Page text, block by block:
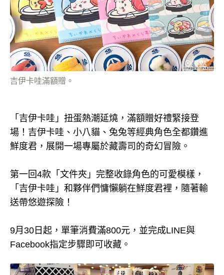
吉伊卡哇滿額贈。
「吉伊卡哇」扭蛋熱潮延燒，滿額贈好禮緊接登
場！吉伊卡哇、小八貓、兔兔等經典角色全都鑽進
鮮度君，展開一場專屬於藏壽司的奇幻冒險。
第一回4款「文件夾」完整收錄角色的可愛模樣，
「吉伊卡哇」和夥伴們慵懶躺在鮮度君裡，隨著輸
送帶悠遊探險！
9月30日起，單筆消費滿800元，並完成LINE與
Facebook指定步驟即可收藏。